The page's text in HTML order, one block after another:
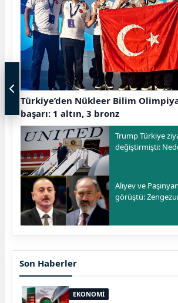
Türkiye’den Nükleer Bilim
başarı: 1 altın, 3 bronz
Trump Türkiye
değiştirmişti:
Aliyev ve
görüştü:
Son Haberler
EKONOMİ